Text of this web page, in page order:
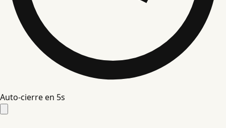
Auto-cierre en 4s